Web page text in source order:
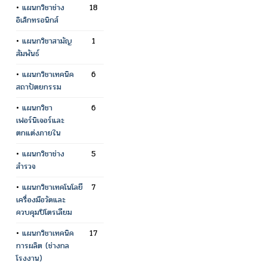
• แผนกวิชาช่าง
อิเล็กทรอนิกส์
18
• แผนกวิชาสามัญ
สัมพันธ์
1
• แผนกวิชาเทคนิค
สถาปัตยกรรม
6
• แผนกวิชา
เฟอร์นิเจอร์และ
ตกแต่งภายใน
6
• แผนกวิชาช่าง
สำรวจ
5
• แผนกวิชาเทคโนโลยี
เครื่องมือวัดและ
ควบคุมปิโตรเลียม
7
• แผนกวิชาเทคนิค
การผลิต (ช่างกล
โรงงาน)
17